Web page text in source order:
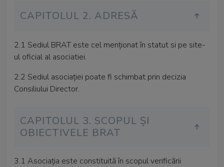
CAPITOLUL 2. ADRESĂ
2.1 Sediul BRAT este cel menţionat în statut si pe site-
ul oficial al asociatiei.
2.2 Sediul asociației poate fi schimbat prin decizia
Consiliului Director.
CAPITOLUL 3. SCOPUL ȘI
OBIECTIVELE BRAT
3.1 Asociaţia este constituită în scopul verificării